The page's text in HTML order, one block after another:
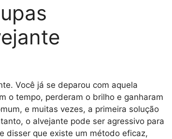
Você já se deparou com aquela
o tempo, perderam o brilho e ganharam
e muitas vezes, a primeira solução
o alvejante pode ser agressivo para
disser que existe um método eficaz,